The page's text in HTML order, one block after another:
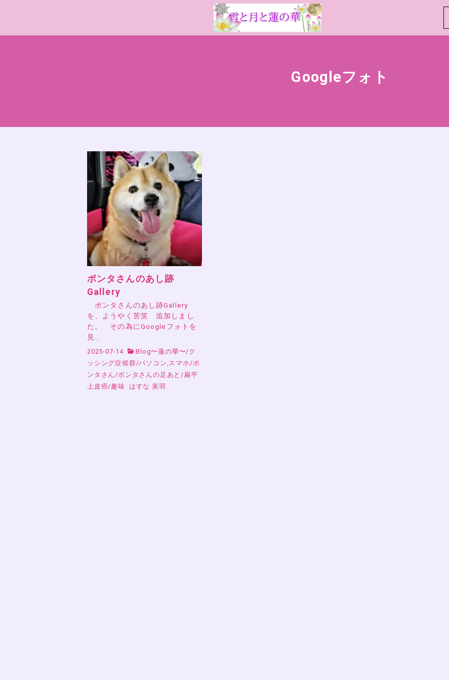
Googleフォト
ポンタさんのあし跡
Gallery
ポンタさんのあし跡Gallery
を、ようやく苦笑 追加しまし
た。 その為にGoogleフォトを
見…
2025-07-14 Blog〜蓮の華〜/ク
ッシング症候群/パソコン,スマホ/ポ
ンタさん/ポンタさんの足あと/扁平
上皮癌/趣味 はすな 美羽